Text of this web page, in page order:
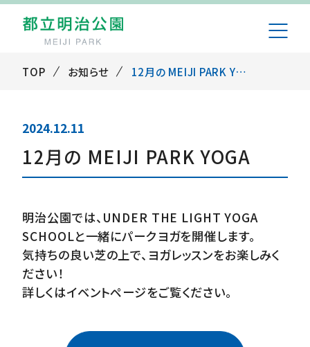
TOP お知らせ 12月の MEIJI PARK YOGA
2024.12.11
12月の MEIJI PARK YOGA
明治公園では、UNDER THE LIGHT YOGA
SCHOOLと一緒にパークヨガを開催します。
気持ちの良い芝の上で、ヨガレッスンをお楽しみく
ださい！
詳しくはイベントページをご覧ください。